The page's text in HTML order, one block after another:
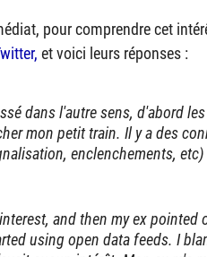
pour comprendre cet
et voici leurs réponses :
dans l'autre sens, d'abord
mon petit train. Il y a des
enclenchements,
and then my ex
using open data feeds. I